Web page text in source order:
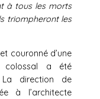
à tous les morts
triompheront les
couronné d’une
colossal a été
direction de
à l’architecte